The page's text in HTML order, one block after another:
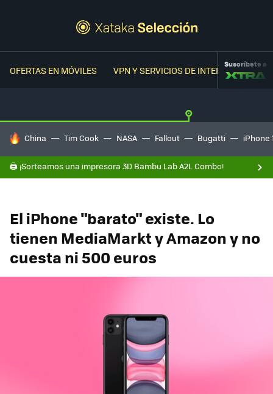
OFERTAS EN MÓVILES VPN Y SERVICIOS DE INTERNETSuscríbete a
HOY SE HABLA DE
China Tim Cook NASA Fallout Bugatti iPhone
🖨️ ¡Sorteamos una impresora 3D Bambu Lab A2L Combo!
El iPhone "barato" existe. Lo
tienen MediaMarkt y Amazon y no
cuesta ni 500 euros